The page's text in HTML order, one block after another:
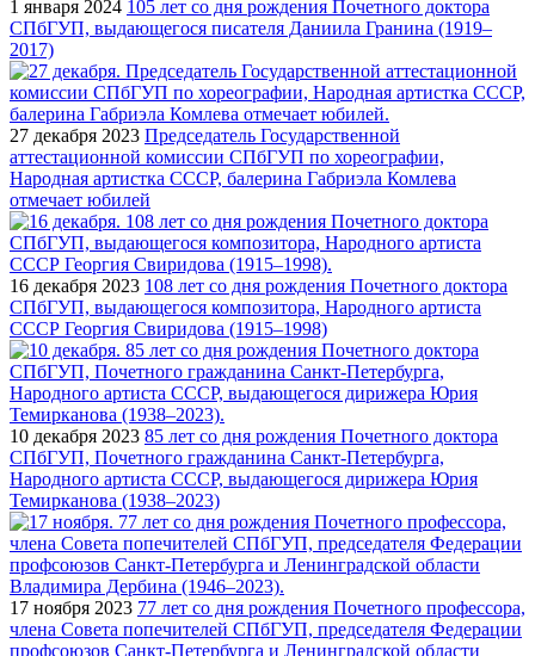
1 января 2024 105 лет со дня рождения Почетного доктора
СПбГУП, выдающегося писателя Даниила Гранина (1919–
2017)
27 декабря 2023 Председатель Государственной
аттестационной комиссии СПбГУП по хореографии,
Народная артистка СССР, балерина Габриэла Комлева
отмечает юбилей
16 декабря 2023 108 лет со дня рождения Почетного доктора
СПбГУП, выдающегося композитора, Народного артиста
СССР Георгия Свиридова (1915–1998)
10 декабря 2023 85 лет со дня рождения Почетного доктора
СПбГУП, Почетного гражданина Санкт-Петербурга,
Народного артиста СССР, выдающегося дирижера Юрия
Темирканова (1938–2023)
17 ноября 2023 77 лет со дня рождения Почетного профессора,
члена Совета попечителей СПбГУП, председателя Федерации
профсоюзов Санкт-Петербурга и Ленинградской области